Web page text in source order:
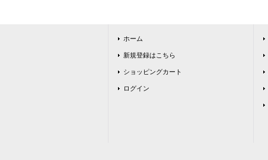
ホーム
新規登録はこちら
ショッピングカート
ログイン